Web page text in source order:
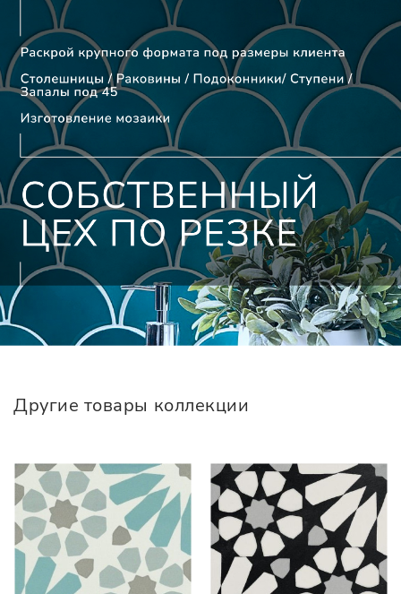
Другие товары коллекции